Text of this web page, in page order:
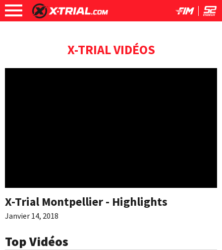
X-TRIAL VIDÉOS
X-Trial Montpellier - Highlights
Janvier 14, 2018
Top Vidéos